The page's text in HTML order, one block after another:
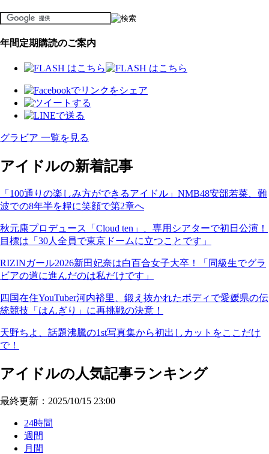
年間定期購読のご案内
グラビア 一覧を見る
アイドルの新着記事
「100通りの楽しみ方ができるアイドル」NMB48安部若菜、難
波での8年半を糧に笑顔で第2章へ
秋元康プロデュース「Cloud ten」、専用シアターで初日公演！
目標は「30人全員で東京ドームに立つことです」
RIZINガール2026新田妃奈は白百合女子大卒！「同級生でグラ
ビアの道に進んだのは私だけです」
四国在住YouTuber河内裕里、鍛え抜かれたボディで愛媛県の伝
統競技「はんぎり」に再挑戦の決意！
天野ちよ、話題沸騰の1st写真集から初出しカットをここだけ
で！
アイドルの人気記事ランキング
最終更新：2025/10/15 23:00
24時間
週間
月間